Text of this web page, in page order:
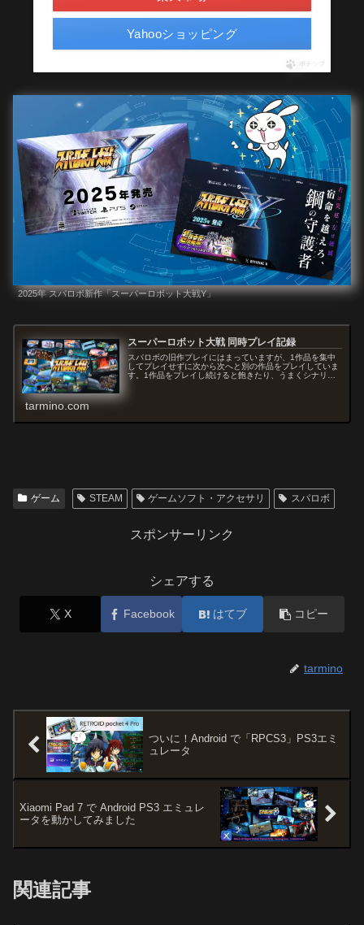
Yahooショッピング
ポチップ
2025年 スパロボ新作「スーパーロボット大戦Y」
スーパーロボット大戦 同時プレイ記録
スパロボの旧作プレイにはまっていますが、1作品を集中
してプレイせずに次から次へと別の作品をプレイしていま
す。1作品をプレイし続けると飽きたり、うまくシナリオ
tarmino.com
ゲーム STEAM ゲームソフト・アクセサリ スパロボ
スポンサーリンク
シェアする
X Facebook はてブ コピー
tarmino
ついに！Android で「RPCS3」PS3エミ
ュレータ
Xiaomi Pad 7 で Android PS3 エミュレ
ータを動かしてみました
関連記事